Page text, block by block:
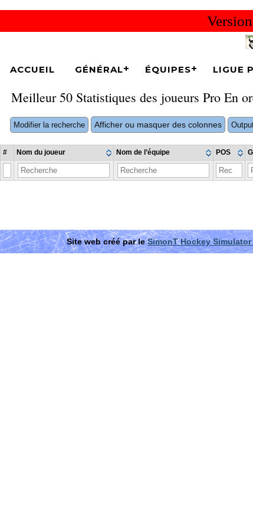
ACCUEIL GÉNÉRAL ÉQUIPES LIGUE
Meilleur 50 Statistiques des joueurs Pro En
Modifier la recherche Afficher ou masquer des colonnes
# Nom du joueur Nom de l’équipe POS
Site web créé par leSimonT Hockey Simulator